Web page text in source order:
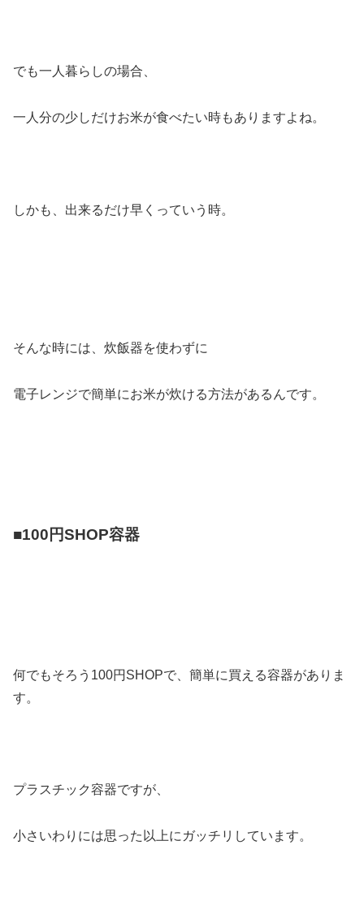
でも一人暮らしの場合、
一人分の少しだけお米が食べたい時もありますよね。
しかも、出来るだけ早くっていう時。
そんな時には、炊飯器を使わずに
電子レンジで簡単にお米が炊ける方法があるんです。
■100円SHOP容器
何でもそろう100円SHOPで、簡単に買える容器がありま
す。
プラスチック容器ですが、
小さいわりには思った以上にガッチリしています。